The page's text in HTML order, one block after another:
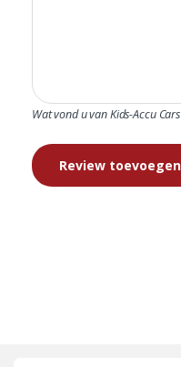
Wat vond u van Kids-Accu Cars